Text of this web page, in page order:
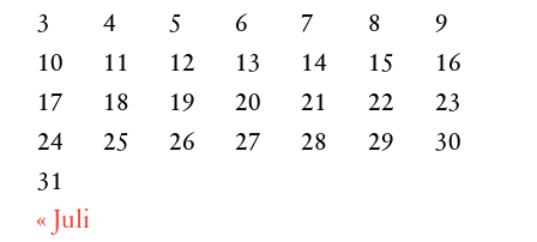
3
4 5 6 7 8
9
10
11 12 13 14 15
16
17
18 19 20 21 22
23
24
25 26 27 28 29
30
31
« Juli